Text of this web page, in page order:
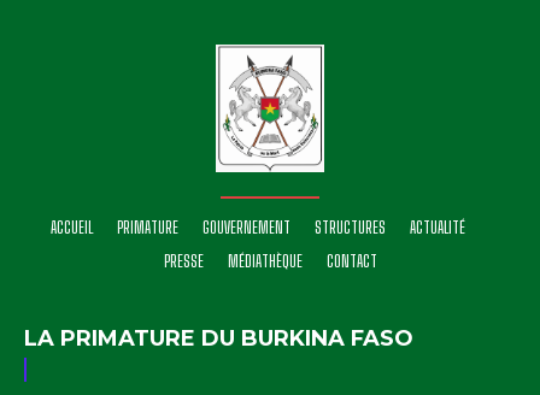
ACCUEIL PRIMATURE GOUVERNEMENT STRUCTURES
ACTUALITÉ
PRESSE
MÉDIATHÈQUE CONTACT
LA PRIMATURE DU BURKINA FASO